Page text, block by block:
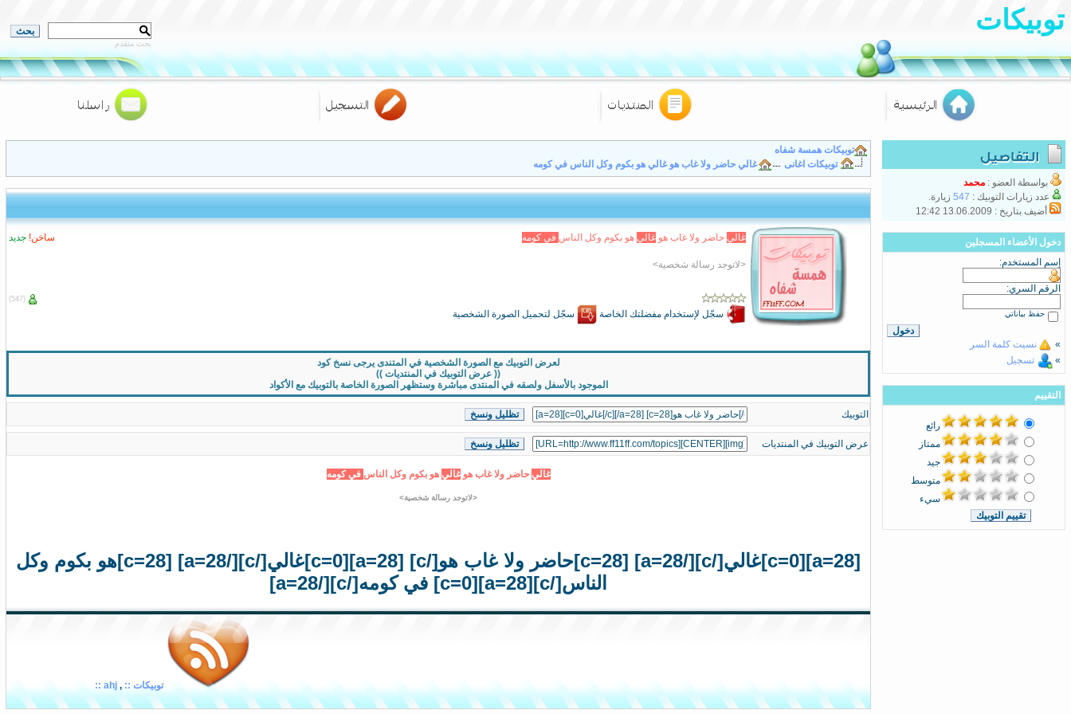
توبيكات
بحث متقدم
بواسطة العضو : محمد
عدد زيارات التوبيك : 547 زيارة.
أضيف بتاريخ : 13.06.2009 12:42
دخول الأعضاء المسجلين
إسم المستخدم:
الرقم السري:
حفظ بياناتي
»
نسيت كلمة السر
»
تسجيل
التقييم
رائع
ممتاز
جيد
متوسط
سيء
توبيكات همسة شفاه
توبيكات اغانى
غالي حاضر ولا غاب هو غالي هو بكوم وكل الناس في كومه
غالي حاضر ولا غاب هو غالي هو بكوم وكل الناس في كومه ساخن! جديد
<لاتوجد رسالة شخصية>
(547)
سجّل لإستخدام مفضلتك الخاصة سجّل لتحميل الصورة الشخصية
لعرض التوبيك مع الصورة الشخصية في المتندى يرجى نسخ كود
(( عرض التوبيك في المنتديات ))
الموجود بالأسفل ولصقه في المنتدى مباشرة وستظهر الصورة الخاصة بالتوبيك مع الأكواد
التوبيك
عرض التوبيك في المنتديات
غالي حاضر ولا غاب هو غالي هو بكوم وكل الناس في كومه
<لاتوجد رسالة شخصية>
[a=28][c=0]غالي[/c][/a=28] [c=28]حاضر ولا غاب هو[/c] [a=28][c=0]غالي[/c][/a=28] [c=28]هو بكوم وكل
الناس[/c][a=28][c=0] في كومه[/c][/a=28]
توبيكات :: ,
ahj ::